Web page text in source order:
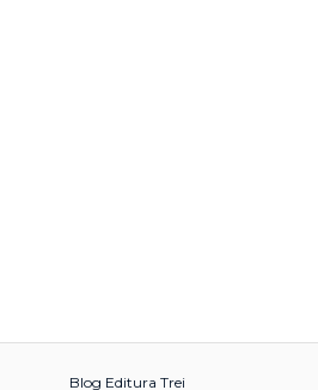
Blog Editura Trei